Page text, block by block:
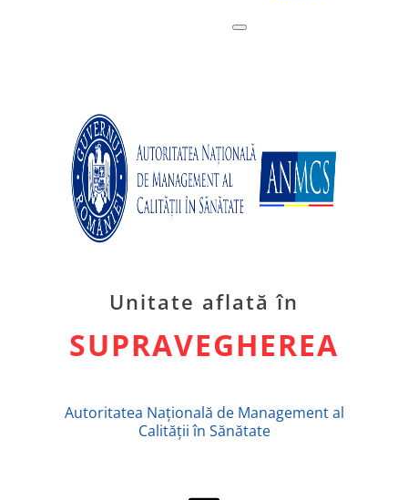
Unitate aflată în
SUPRAVEGHEREA
Autoritatea Națională de Management al
Calității în Sănătate